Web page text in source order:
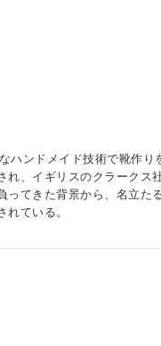
ハンドメイド技術で靴作り
、イギリスのクラークス
てきた背景から、名立た
ている。